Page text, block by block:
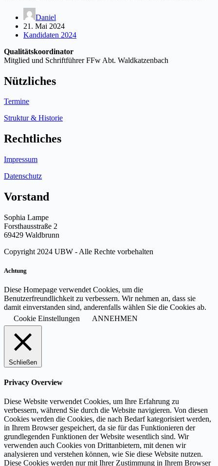
Daniel
21. Mai 2024
Kandidaten 2024
Qualitätskoordinator
Mitglied und Schriftführer FFw Abt. Waldkatzenbach
Nützliches
Termine
Struktur & Historie
Rechtliches
Impressum
Datenschutz
Vorstand
Sophia Lampe
Forsthausstraße 2
69429 Waldbrunn
Copyright 2024 UBW - Alle Rechte vorbehalten
Achtung
Diese Homepage verwendet Cookies, um die
Benutzerfreundlichkeit zu verbessern. Wir nehmen an, dass sie
damit einverstanden sind, anderenfalls wählen Sie die Cookies ab.
Cookie Einstellungen
ANNEHMEN
Schließen
Privacy Overview
Diese Website verwendet Cookies, um Ihre Erfahrung zu
verbessern, während Sie durch die Website navigieren. Von diesen
Cookies werden die Cookies, die nach Bedarf kategorisiert werden,
in Ihrem Browser gespeichert, da sie für das Funktionieren der
grundlegenden Funktionen der Website wesentlich sind. Wir
verwenden auch Cookies von Drittanbietern, mit denen wir
analysieren und verstehen können, wie Sie diese Website nutzen.
Diese Cookies werden nur mit Ihrer Zustimmung in Ihrem Browser